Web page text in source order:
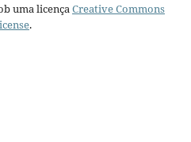
uma licençaCreative Commons
.